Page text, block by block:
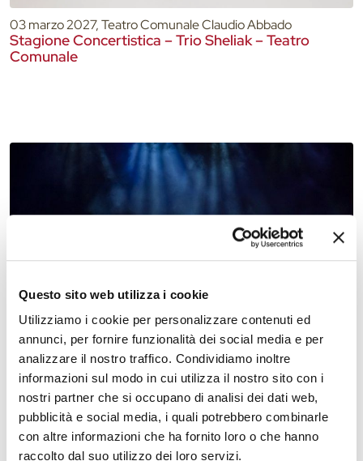
Questo sito web utilizza i cookie
Utilizziamo i cookie per personalizzare contenuti ed
annunci, per fornire funzionalità dei social media e per
analizzare il nostro traffico. Condividiamo inoltre
informazioni sul modo in cui utilizza il nostro sito con i
nostri partner che si occupano di analisi dei dati web,
pubblicità e social media, i quali potrebbero combinarle
con altre informazioni che ha fornito loro o che hanno
raccolto dal suo utilizzo dei loro servizi.
03 marzo 2027, Teatro Comunale Claudio Abbado
Stagione Concertistica – Trio Sheliak – Teatro
Comunale
04 marzo 2027, Teatro Nuovo Ferrara
Musica – Teatro Nuovo